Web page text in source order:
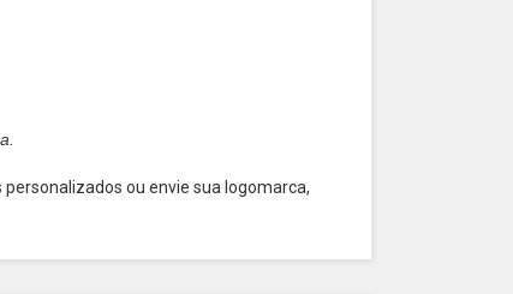
ou envie sua logomarca,